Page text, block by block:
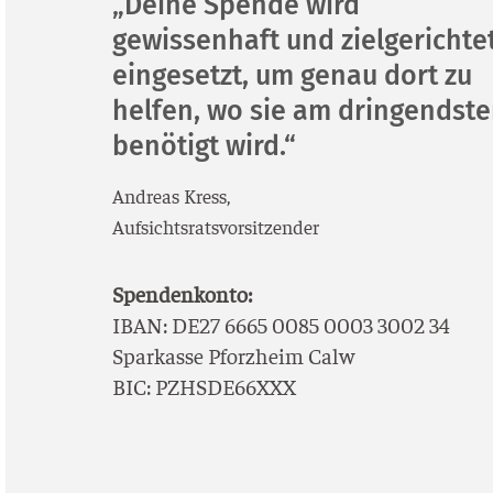
gewissenhaft und
eingesetzt, um genau dort zu
helfen, wo sie am
benötigt wird.“
Andre­as Kress,
Auf­sichts­rats­vor­sit­zen­der
Spen­den­kon­to:
IBAN: DE27 6665 0085 0003 3002 34
Spar­kas­se Pforz­heim Calw
BIC: PZHSDE66XXX